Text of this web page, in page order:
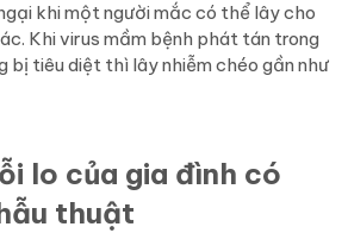
khi một người mắc có thể lây cho
Khivirus mầm bệnh phát tán trong
bị tiêu diệt thì lây nhiễm chéo gần như
lo của gia đình có
thuật